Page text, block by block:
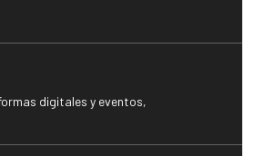
digitales y eventos,